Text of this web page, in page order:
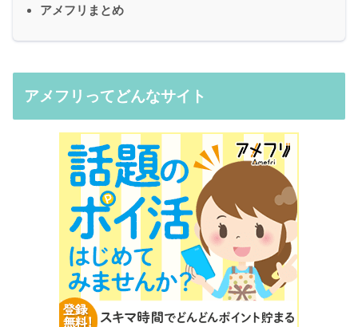
アメフリまとめ
アメフリってどんなサイト